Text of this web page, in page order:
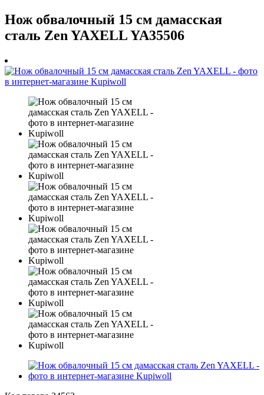
Нож обвалочный 15 см дамасская
сталь Zen YAXELL YA35506